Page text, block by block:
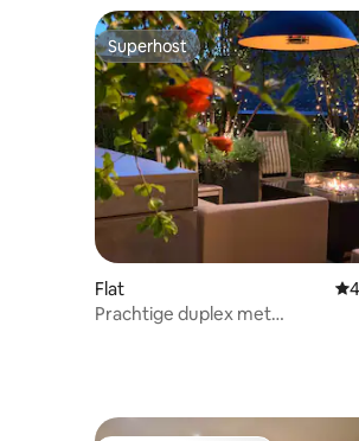
Superhost
Superhost
Flat
Prachtige duplex met